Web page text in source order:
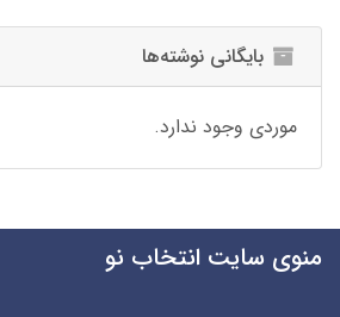
بایگانی نوشته‌ها
موردی وجود ندارد.
منوی سایت انتخاب نو